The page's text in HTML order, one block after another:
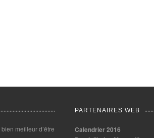
meilleur d’être
PARTENAIRES WEB
Calendrier 2016